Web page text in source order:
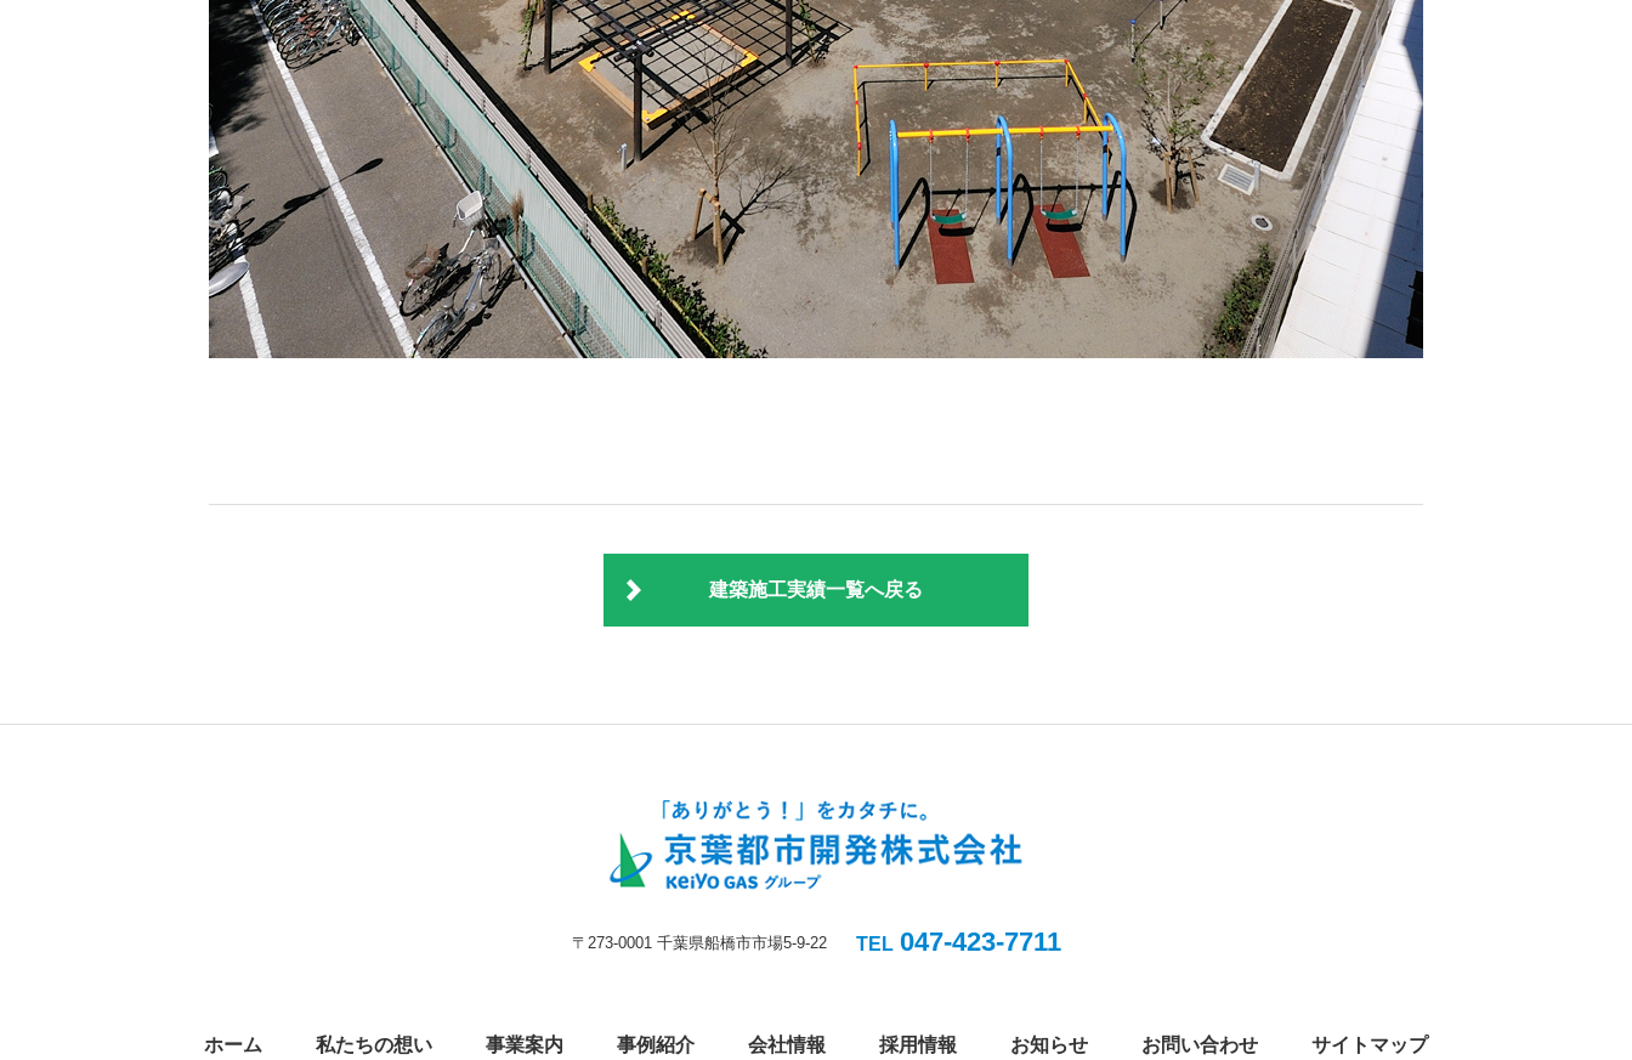
建築施工実績一覧へ戻る
〒273-0001 千葉県船橋市市場5-9-22 TEL 047-423-7711
ホーム 私たちの想い 事業案内 事例紹介 会社情報 採用情報 お知らせ お問い合わせ サイトマップ